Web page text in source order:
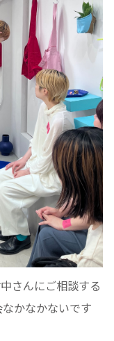
さんにご相談する
かなかないです